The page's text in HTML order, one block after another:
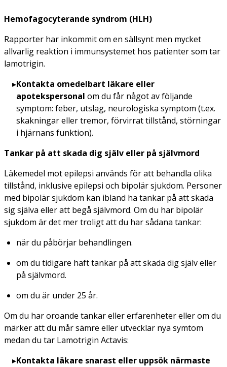
Hemofagocyterande syndrom (HLH)
Rapporter har inkommit om en sällsynt men mycket
allvarlig reaktion i immunsystemet hos patienter som tar
lamotrigin.
Kontakta omedelbart läkare eller
apotekspersonal om du får något av följande
symptom: feber, utslag, neurologiska symptom (t.ex.
skakningar eller tremor, förvirrat tillstånd, störningar
i hjärnans funktion).
Tankar på att skada dig själv eller på självmord
Läkemedel mot epilepsi används för att behandla olika
tillstånd, inklusive epilepsi och bipolär sjukdom. Personer
med bipolär sjukdom kan ibland ha tankar på att skada
sig själva eller att begå självmord. Om du har bipolär
sjukdom är det mer troligt att du har sådana tankar:
när du påbörjar behandlingen.
om du tidigare haft tankar på att skada dig själv eller
på självmord.
om du är under 25 år.
Om du har oroande tankar eller erfarenheter eller om du
märker att du mår sämre eller utvecklar nya symtom
medan du tar Lamotrigin Actavis:
Kontakta läkare snarast eller uppsök närmaste